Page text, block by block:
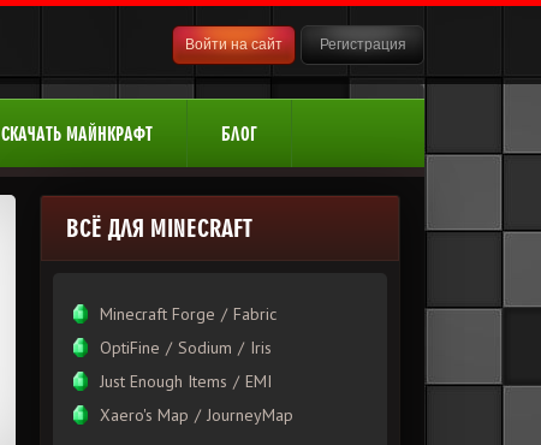
Войти на сайт Регистрация
СКАЧАТЬ МАЙНКРАФТ БЛОГ
ВСЁ ДЛЯ MINECRAFT
Minecraft Forge / Fabric
OptiFine / Sodium / Iris
Just Enough Items / EMI
Xаero's Mаp / JourneyMap